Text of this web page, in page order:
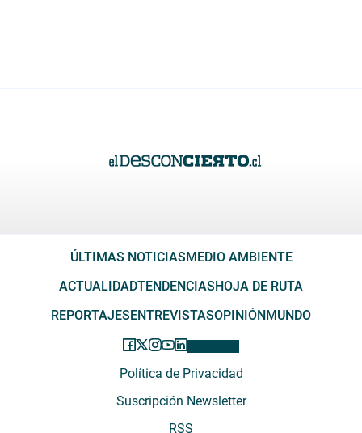
ÚLTIMAS NOTICIAS MEDIO AMBIENTE
ACTUALIDADTENDENCIAS HOJA DE RUTA
REPORTAJES ENTREVISTASOPINIÓN MUNDO
Política de Privacidad
Suscripción Newsletter
RSS